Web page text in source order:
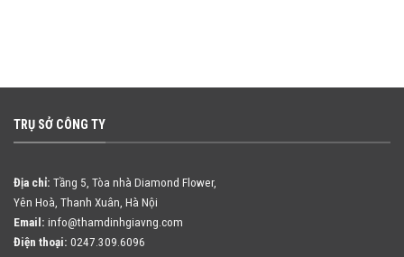
TRỤ SỞ CÔNG TY
Địa chỉ: Tầng 5, Tòa nhà Diamond Flower,
Yên Hoà, Thanh Xuân, Hà Nội
Email: info@thamdinhgiavng.com
Điện thoại: 0247.309.6096